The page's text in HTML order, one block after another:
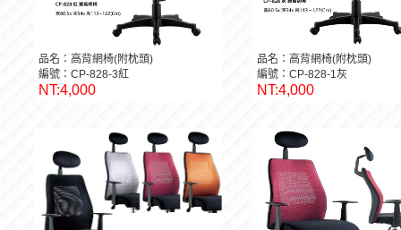
品名：高背網椅(附枕頭)
編號：CP-828-3紅
NT:4,000
品名：高背網椅(附枕頭)
編號：CP-828-1灰
NT:4,000